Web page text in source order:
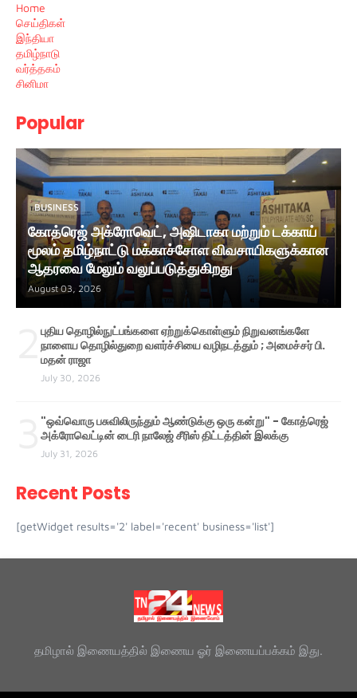
Home
செய்திகள்
இந்தியா
தமிழ்நாடு
வர்த்தகம்
சினிமா
Popular
BUSINESS
கோத்ரெஜ் அக்ரோவெட், அஷிடாகா மற்றும் டக்காய்
மூலம் தமிழ்நாட்டு மக்காச்சோள விவசாயிகளுக்கான
ஆதரவை மேலும் வலுப்படுத்துகிறது
August 03, 2026
புதிய தொழில்நுட்பங்களை ஏற்றுக்கொள்ளும் நிறுவனங்களே
நாளைய தொழில்துறை வளர்ச்சியை வழிநடத்தும் ; அமைச்சர் பி.
மதன் ராஜா
July 30, 2026
"ஒவ்வொரு பசுவிலிருந்தும் ஆண்டுக்கு ஒரு கன்று" - கோத்ரெஜ்
அக்ரோவெட்டின் டைரி நாலேஜ் சீரிஸ் திட்டத்தின் இலக்கு
July 31, 2026
Recent Posts
[getWidget results='2' label='recent' business='list']
தமிழால் இணையத்தில் இணைய ஓர் இணையப்பக்கம் இது.